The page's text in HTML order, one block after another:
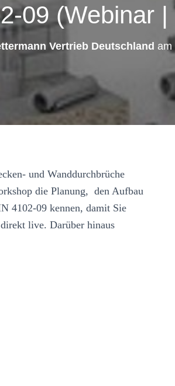
09 (Webinar
Vertrieb Deutschland am
und Wanddurchbrüche
die Planung, den Aufbau
4102-09 kennen, damit Sie
live. Darüber hinaus